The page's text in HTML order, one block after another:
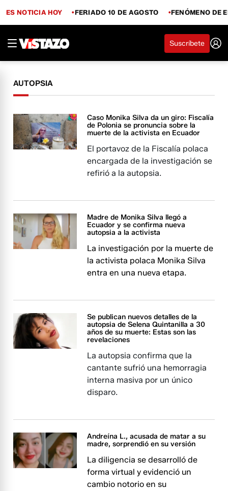
ES NOTICIA HOY FERIADO 10 DE AGOSTO FENÓMENO DE
Suscríbete
AUTOPSIA
Caso Monika Silva da un giro: Fiscalía
de Polonia se pronuncia sobre la
muerte de la activista en Ecuador
El portavoz de la Fiscalía polaca
encargada de la investigación se
refirió a la autopsia.
Madre de Monika Silva llegó a
Ecuador y se confirma nueva
autopsia a la activista
La investigación por la muerte de
la activista polaca Monika Silva
entra en una nueva etapa.
Se publican nuevos detalles de la
autopsia de Selena Quintanilla a 30
años de su muerte: Estas son las
revelaciones
La autopsia confirma que la
cantante sufrió una hemorragia
interna masiva por un único
disparo.
Andreína L., acusada de matar a su
madre, sorprendió en su versión
La diligencia se desarrolló de
forma virtual y evidenció un
cambio notorio en su